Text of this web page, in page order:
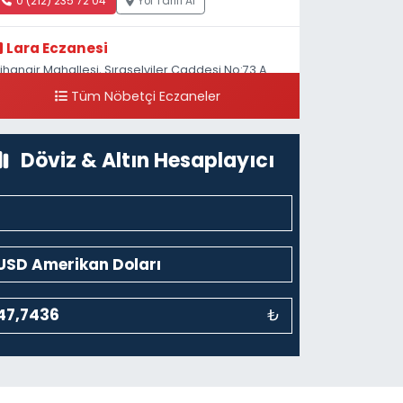
Lara Eczanesi
Mahallesi, Sıraselviler Caddesi No:73 A
Tüm Nöbetçi Eczaneler
Döviz & Altın Hesaplayıcı
₺